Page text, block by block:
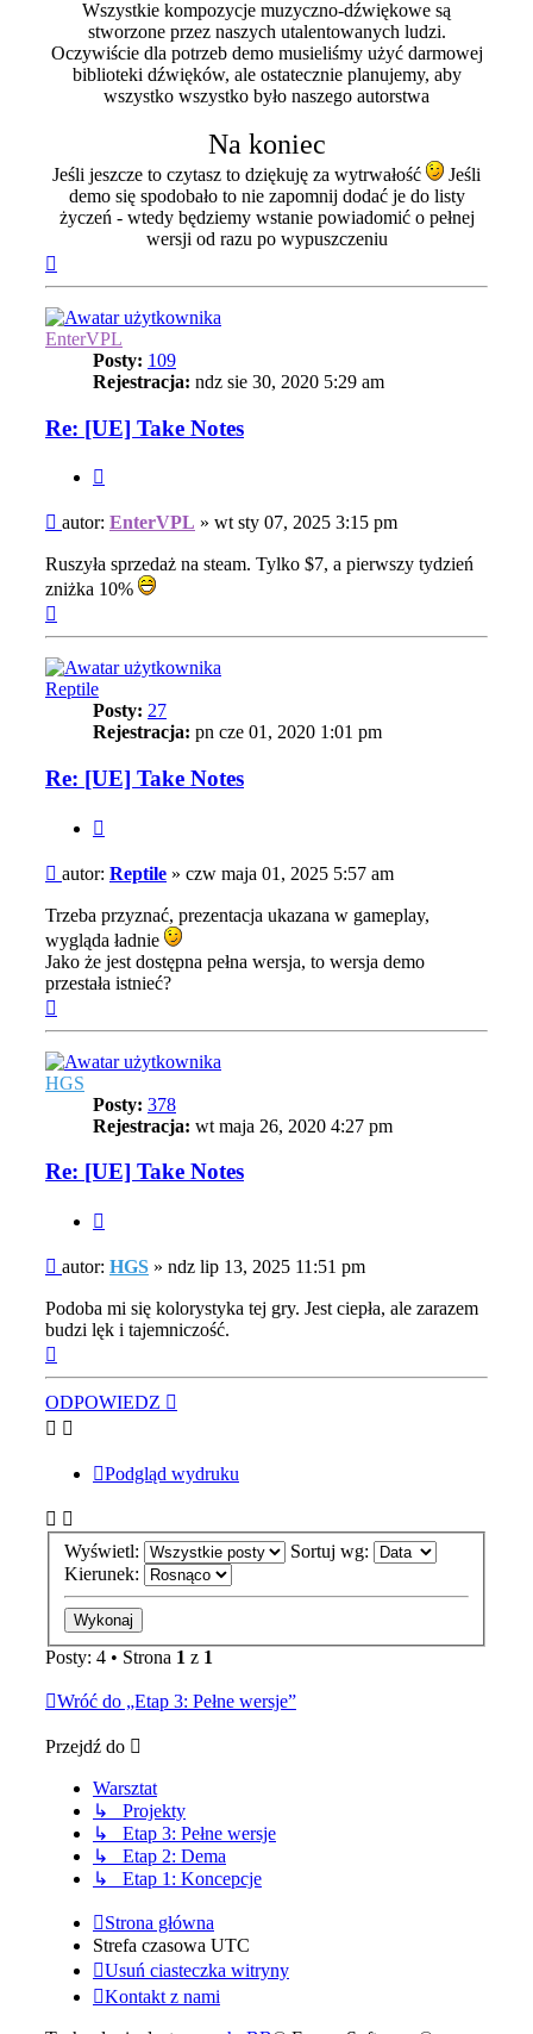
Wszystkie kompozycje muzyczno-dźwiękowe są
stworzone przez naszych utalentowanych ludzi.
Oczywiście dla potrzeb demo musieliśmy użyć darmowej
biblioteki dźwięków, ale ostatecznie planujemy, aby
wszystko wszystko było naszego autorstwa
Na koniec
Jeśli jeszcze to czytasz to dziękuję za wytrwałość
Jeśli
demo się spodobało to nie zapomnij dodać je do listy
życzeń - wtedy będziemy wstanie powiadomić o pełnej
wersji od razu po wypuszczeniu
EnterVPL
Posty: 109
Rejestracja: ndz sie 30, 2020 5:29 am
Re: [UE] Take Notes
Post
autor: EnterVPL » wt sty 07, 2025 3:15 pm
Ruszyła sprzedaż na steam. Tylko $7, a pierwszy tydzień
zniżka 10%
Reptile
Posty: 27
Rejestracja: pn cze 01, 2020 1:01 pm
Re: [UE] Take Notes
Post
autor: Reptile » czw maja 01, 2025 5:57 am
Trzeba przyznać, prezentacja ukazana w gameplay,
wygląda ładnie
Jako że jest dostępna pełna wersja, to wersja demo
przestała istnieć?
HGS
Posty: 378
Rejestracja: wt maja 26, 2020 4:27 pm
Re: [UE] Take Notes
Post
autor: HGS » ndz lip 13, 2025 11:51 pm
Podoba mi się kolorystyka tej gry. Jest ciepła, ale zarazem
budzi lęk i tajemniczość.
ODPOWIEDZ
Podgląd wydruku
Wyświetl:
Sortuj wg:
Kierunek:
Posty: 4 • Strona 1 z 1
Wróć do „Etap 3: Pełne wersje”
Przejdź do
Warsztat
↳ Projekty
↳ Etap 3: Pełne wersje
↳ Etap 2: Dema
↳ Etap 1: Koncepcje
Strona główna
Strefa czasowa UTC
Usuń ciasteczka witryny
Kontakt z nami